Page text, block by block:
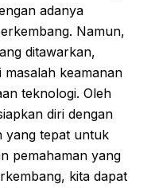
adanya
Namun,
ditawarkan,
keamanan
teknologi. Oleh
diri dengan
yang tepat untuk
pemahaman yang
kita dapat